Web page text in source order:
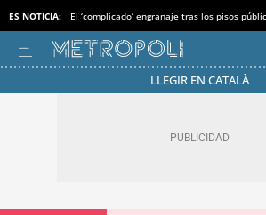
ES NOTICIA: El ‘complicado’ engranaje tras los pisos
LLEGIR EN CATALÀ